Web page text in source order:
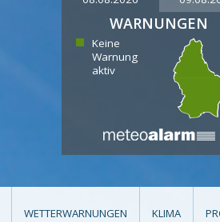
WARNUNGEN
Keine
Warnung
aktiv
WETTERWARNUNGEN KLIMA